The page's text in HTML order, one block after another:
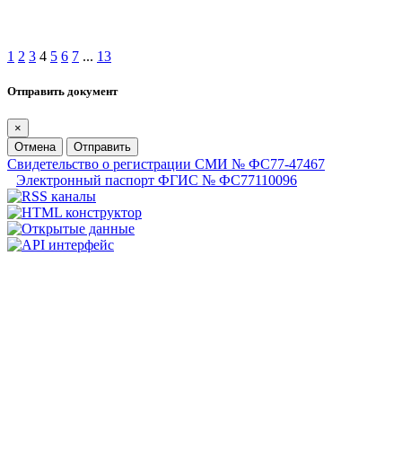
1 2 3 4 5 6 7 ... 13
Отправить документ
×
Отмена
Отправить
Свидетельство о регистрации СМИ № ФС77-47467
Электронный паспорт ФГИС № ФС77110096